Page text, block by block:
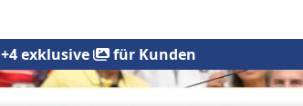
+4 exklusive für Kunden